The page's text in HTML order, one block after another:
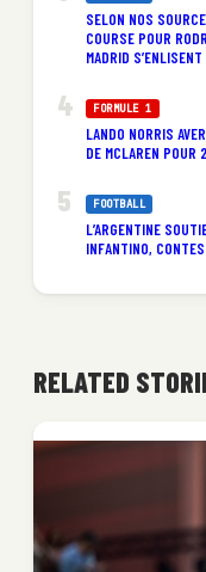
SELON NOS
COURSE POUR
MADRID S’ENLISENT
FORMULE 1
LANDO NORRIS
DE MCLAREN POUR
FOOTBALL
L’ARGENTINE
INFANTINO,
RELATED